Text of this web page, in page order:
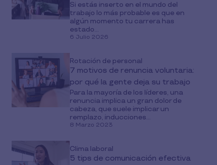
Si estás inserto en el mundo del
trabajo lo más probable es que en
algún momento tu carrera has
estado...
6 Julio 2026
Rotación de personal
7 motivos de renuncia voluntaria:
por qué la gente deja su trabajo
Para la mayoría de los líderes, una
renuncia implica un gran dolor de
cabeza, que suele implicar un
remplazo, inducciones...
8 Marzo 2023
Clima laboral
5 tips de comunicación efectiva